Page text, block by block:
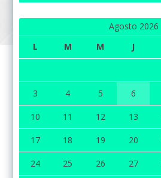
Agosto 2026
L
M M J
3 4 5 6
10 11 12 13
17 18 19 20
24 25 26 27